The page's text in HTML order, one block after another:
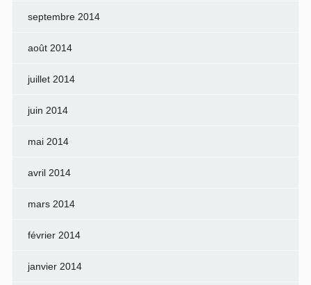
septembre 2014
août 2014
juillet 2014
juin 2014
mai 2014
avril 2014
mars 2014
février 2014
janvier 2014